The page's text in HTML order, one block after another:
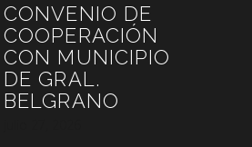
CONVENIO DE
COOPERACIÓN
CON MUNICIPIO
DE GRAL.
BELGRANO